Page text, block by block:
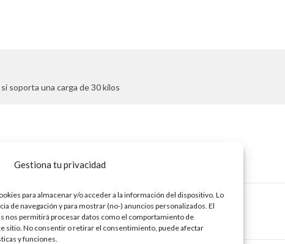
Gestiona tu privacidad
para almacenar y/o acceder a la información del dispositivo. Lo
de navegación y para mostrar (no-) anuncios personalizados. El
nos permitirá procesar datos como el comportamiento de
sitio. No consentir o retirar el consentimiento, puede afectar
y funciones.
soporta una carga de 30 kilos